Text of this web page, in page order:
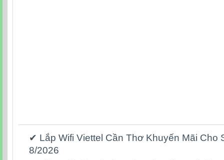
✔ Lắp Wifi Viettel Cần Thơ Khuyến Mãi Cho
8/2026